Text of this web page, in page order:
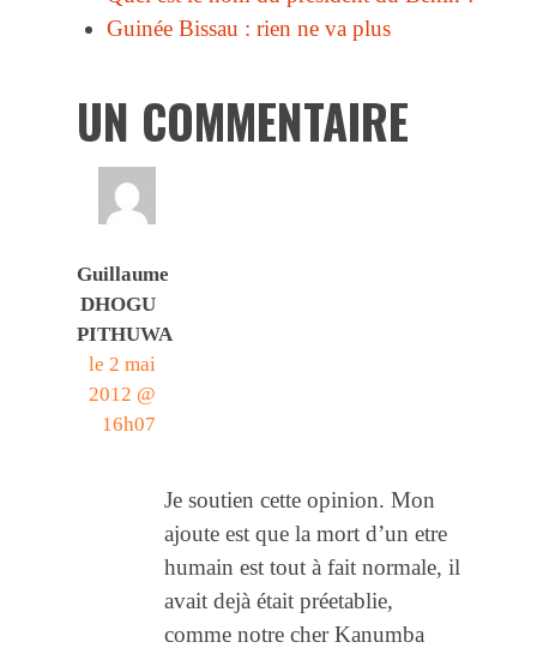
Guinée Bissau : rien ne va plus
UN COMMENTAIRE
Guillaume
DHOGU
PITHUWA
le 2 mai
2012 @
16h07
Je soutien cette opinion. Mon
ajoute est que la mort d’un etre
humain est tout à fait normale, il
avait dejà était préetablie,
comme notre cher Kanumba